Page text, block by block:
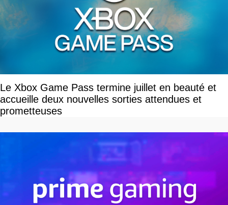
Le Xbox Game Pass termine juillet en beauté et
accueille deux nouvelles sorties attendues et
prometteuses